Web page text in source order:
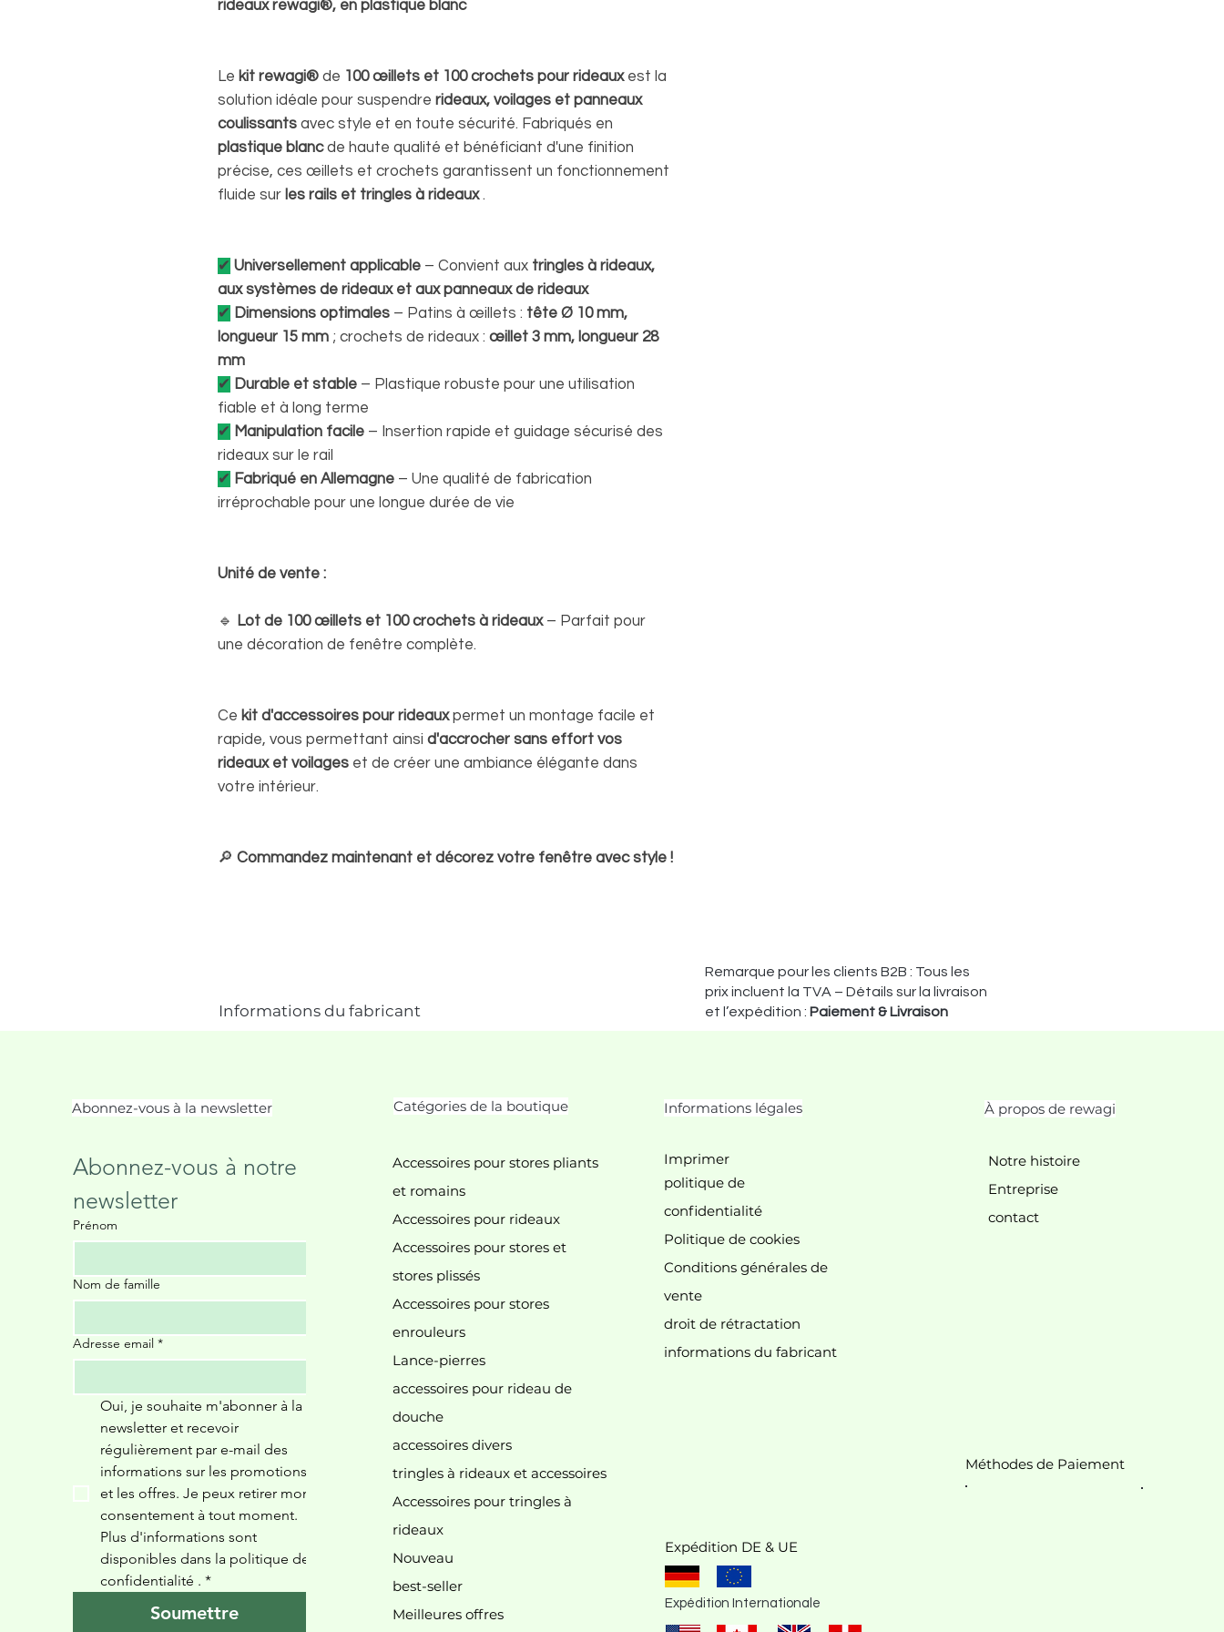
rideaux rewagi®, en plastique blanc
Le kit rewagi® de 100 œillets et 100 crochets pour rideauxest la
solution idéale pour suspendre rideaux, voilages et panneaux
coulissants avec style et en toute sécurité. Fabriqués en
plastique blancde haute qualité et bénéficiant d'une finition
précise, ces œillets et crochets garantissent un fonctionnement
fluide sur les rails et tringles à rideaux.
✔ Universellement applicable – Convient aux tringles à rideaux,
aux systèmes de rideaux et aux panneaux de rideaux
✔ Dimensions optimales – Patins à œillets : tête Ø 10 mm,
longueur 15 mm ; crochets de rideaux : œillet 3 mm, longueur 28
mm
✔ Durable et stable – Plastique robuste pour une utilisation
fiable et à long terme
✔ Manipulation facile – Insertion rapide et guidage sécurisé des
rideaux sur le rail
✔ Fabriqué en Allemagne – Une qualité de fabrication
irréprochable pour une longue durée de vie
Unité de vente :
🔹 Lot de 100 œillets et 100 crochets à rideaux– Parfait pour
une décoration de fenêtre complète.
Ce kit d'accessoires pour rideauxpermet un montage facile et
rapide, vous permettant ainsi d'accrocher sans effort vos
rideaux et voilages et de créer une ambiance élégante dans
votre intérieur.
🔎 Commandez maintenant et décorez votre fenêtre avec style !
Informations du fabricant
Remarque pour les clients B2B : Tous les
prix incluent la TVA – Détails sur la livraison
et l’expédition : Paiement & Livraison
Il n'y a aucun article à afficher pour le moment.
Abonnez-vous à la newsletter
Abonnez-vous à notre
newsletter
Prénom
Nom de famille
Adresse email *
Oui, je souhaite m'abonner à la
newsletter et recevoir
régulièrement par e-mail des
informations sur les promotions
et les offres. Je peux retirer mon
consentement à tout moment.
Plus d'informations sont
disponibles dans la politique de
confidentialité . *
Soumettre
Catégories de la boutique
Accessoires pour stores pliants
et romains
Accessoires pour rideaux
Accessoires pour stores et
stores plissés
Accessoires pour stores
enrouleurs
Lance-pierres
accessoires pour rideau de
douche
accessoires divers
tringles à rideaux et accessoires
Accessoires pour tringles à
rideaux
Nouveau
best-seller
Meilleures offres
Informations légales
Imprimer
politique de
confidentialité
Politique de cookies
Conditions générales de
vente
droit de rétractation
informations du fabricant
Expédition DE & UE
Expédition Internationale
À propos de rewagi
Notre histoire
Entreprise
contact
Méthodes de Paiement